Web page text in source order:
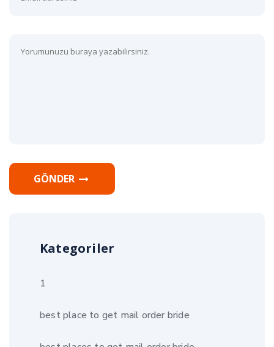
GÖNDER
Kategoriler
1
best place to get mail order bride